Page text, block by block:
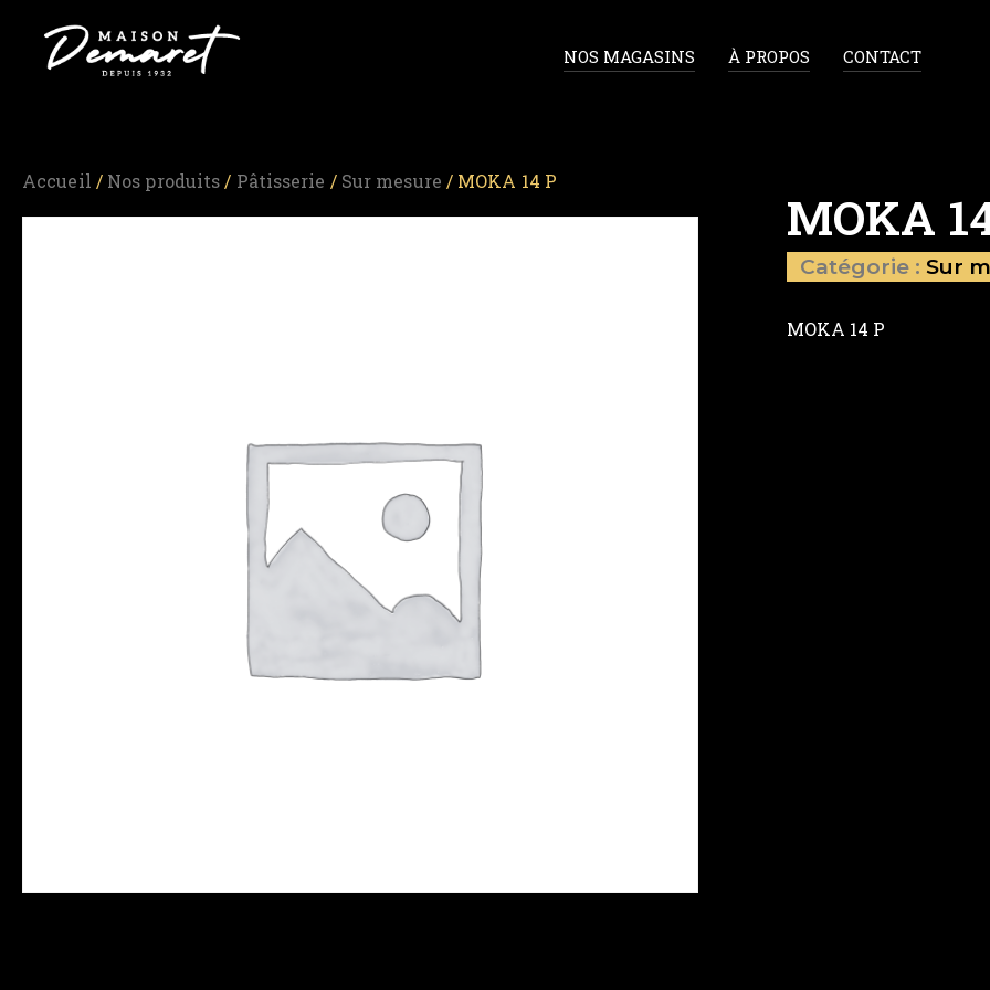
NOS MAGASINS À PROPOS CONTACT
Accueil / Nos produits/ Pâtisserie / Sur mesure / MOKA 14 P
MOKA
Catégorie : Sur
MOKA 14 P